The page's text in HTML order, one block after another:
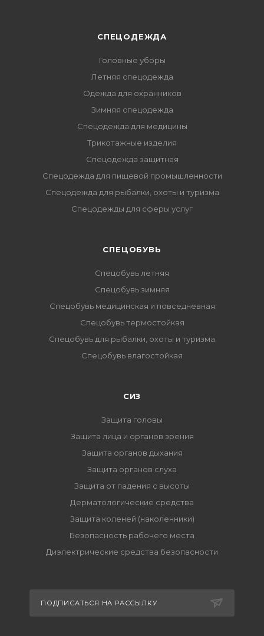
СПЕЦОДЕЖДА
Головные уборы
Летняя спецодежда
Одежда для охранников
Зимняя спецодежда
Спецодежда для медицины
Трикотажные изделия
Спецодежда защитная
Спецодежда для пищевой промышленности
Спецодежда для рыбалки, охоты и туризма
Спецодежды для сферы услуг
CПЕЦОБУВЬ
Спецобувь летняя
Спецобувь зимняя
Спецобувь медицинская и повседневная
Спецобувь термостойкая
Спецобувь для рыбалки, охоты и туризма
Спецобувь влагостойкая
СИЗ
Защита головы
Защита лица и органов зрения
Защита органов дыхания
Защита органов слуха
Защита от падения с высоты
Дерматологические средства
Защита коленей (наколенники)
Безопасность рабочего места
Диэлектрические средства безопасности
ПОДПИСАТЬСЯ НА РАССЫЛКУ